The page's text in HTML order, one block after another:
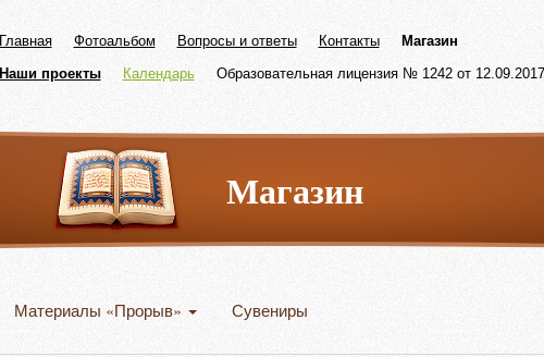
Главная Фотоальбом Вопросы и ответы Контакты
Магазин
Наши проекты
Календарь Образовательная лицензия № 1242 от 12.09.2017
Магазин
Материалы «Прорыв» Сувениры